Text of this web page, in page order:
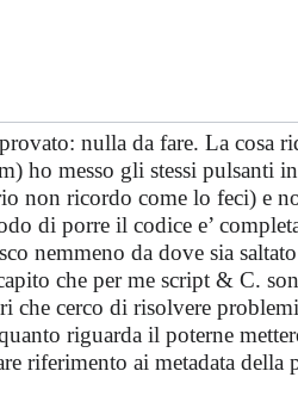
nulla da fare. La cosa
ho messo gli stessi pulsanti
non ricordo come lo feci) e
di porre il codice e’
nemmeno da dove sia
che per me script & C.
che cerco di risolvere
riguarda il poterne
riferimento ai metadata